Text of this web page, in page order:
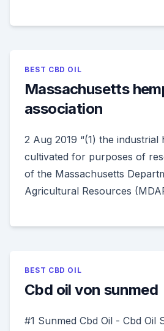
BEST CBD OIL
Massachusetts
association
2 Aug 2019 “(1) the
cultivated for purposes of
of the Massachusetts
Agricultural Resources
BEST CBD OIL
Cbd oil von sunmed
#1 Sunmed Cbd Oil - Cbd Oil